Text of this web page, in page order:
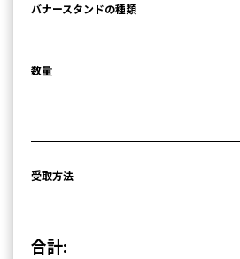
バナースタンドの種類
数量
受取方法
合計: